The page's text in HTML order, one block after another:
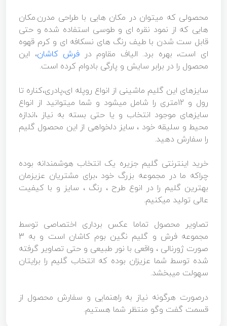
محصولی که میتوان در مکان هایی با طراحی مدرن.مکان
هایی که از نمود نقره ای و طوسی استفاده شده و حتی
قابل ست شدن با طیف رنگ های نسکافه ای و کرم قهوه
ای است، بهره برد. الیاف مقاوم در فرش کاشان، این
محصول را در برابر سایش و پارگی بادوام کرده است.
سایزهای این گلیم ماشینی از انواع روپله ای،پادری،کناره تا
رول و 12متری را شامل میشود و شما میتوانید از انواع
سایزهای موجود انتخاب و یا حتی بسته به نیاز ،اندازه
محیط و سلیقه خود ، سایز دلخواهی از این محصول گلیم
را سفارش دهید.
خرید اینترنتی گلیم جزیره یک انتخاب هوشمندانه بوده
چراکه ما در مجموعه بزرگ خود ،برای مشتریان عزیزمان
بهترین گلیم را در انوع طرح ، رنگ ، سایز و با کیفیت
عالی تولید میکنیم.
تصاویر محصول تماما عکس برداری اختصاصی توسط
مجموعه فرش و گلیم نگین بوم کاشان است و به 3
صورت ژورنالی ، واقعی با نور طبیعی و حتی تصاویر گرفته
شده توسط شما عزیزان بوده که انتخاب گلیم را برایتان
سهولت میبخشد.
درصورت هرگونه نیاز به راهنمایی و سفارش محصول از
قسمت گفت وگو منتظر شما هستیم.